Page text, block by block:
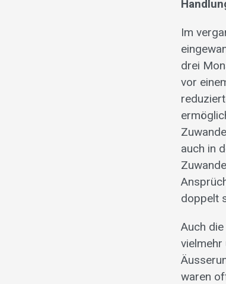
Im
drei
vor
auch in
doppelt
Auch
waren